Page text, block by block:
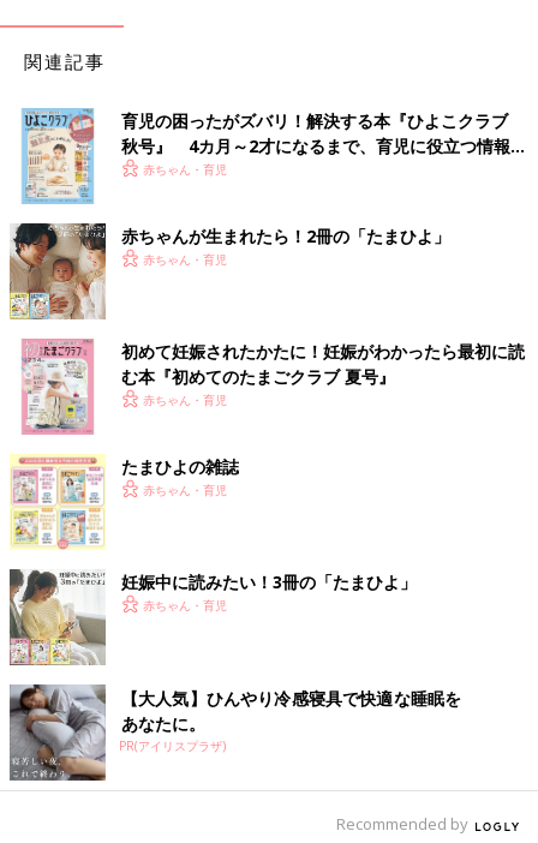
関連記事
育児の困ったがズバリ！解決する本『ひよこクラブ
秋号』 4カ月～2才になるまで、育児に役立つ情報が
いっぱい！
赤ちゃん・育児
赤ちゃんが生まれたら！2冊の「たまひよ」
赤ちゃん・育児
初めて妊娠されたかたに！妊娠がわかったら最初に読
む本『初めてのたまごクラブ 夏号』
赤ちゃん・育児
たまひよの雑誌
赤ちゃん・育児
妊娠中に読みたい！3冊の「たまひよ」
赤ちゃん・育児
【大人気】ひんやり冷感寝具で快適な睡眠を
あなたに。
PR(アイリスプラザ)
Recommended by